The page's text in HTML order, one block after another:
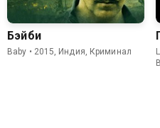
Бэйби
Baby • 2015, Индия, Криминал